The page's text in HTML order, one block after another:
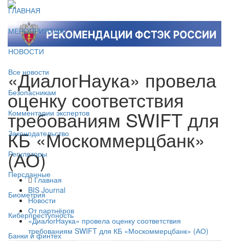
ГЛАВНАЯ
МЕРОПРИЯТИЯ
НОВОСТИ
Все новости
Безопасникам
Комментарии экспертов
Законодательство
Регуляторы
Персданные
Биометрия
Киберпреступность
Банки и финтех
«ДиалогНаука» провела
оценку соответствия
требованиям SWIFT для
КБ «Москоммерцбанк»
(АО)
Главная
BIS Journal
Новости
От партнёров
«ДиалогНаука» провела оценку соответствия
требованиям SWIFT для КБ «Москоммерцбанк» (АО)